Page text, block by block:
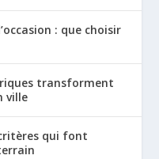
: que choisir
transforment
ville
qui font